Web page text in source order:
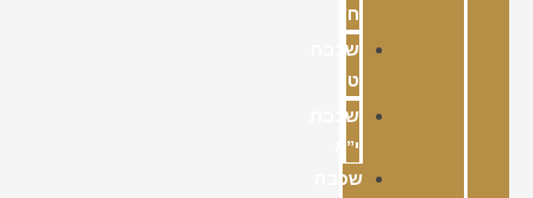
ח’
שכבה
ט’
שכבת
י”א
שכבה